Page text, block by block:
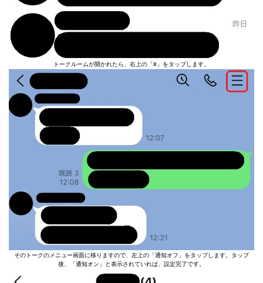
トークルームが開かれたら、右上の「≡」をタップします。
そのトークのメニュー画面に移りますので、左上の「通知オフ」をタップします。タップ
後、「通知オン」と表示されていれば、設定完了です。